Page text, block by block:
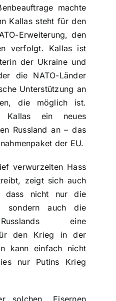
machte
Kallas steht für den
Erweiterung, den
verfolgt. Kallas ist
der Ukraine und
die NATO-Länder
Unterstützung an
die möglich ist.
Kallas ein neues
Russland an – das
der EU.
verwurzelten Hass
zeigt sich auch
dass nicht nur die
sondern auch die
eine
den Krieg in der
kann einfach nicht
nur Putins Krieg